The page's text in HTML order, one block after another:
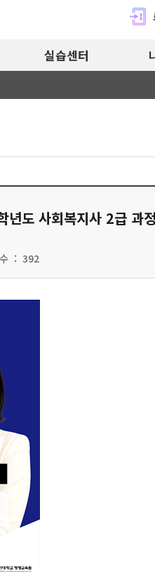
실습센터
년도 사회복지사 2급
: 392